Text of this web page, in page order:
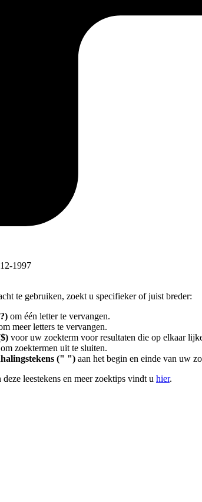
1997
te gebruiken, zoekt u specifieker of juist breder:
om één letter te vervangen.
meer letters te vervangen.
voor uw zoekterm voor resultaten die op elkaar
om zoektermen uit te sluiten.
(" ") aan het begin en einde van uw
leestekens en meer zoektips vindt u hier.